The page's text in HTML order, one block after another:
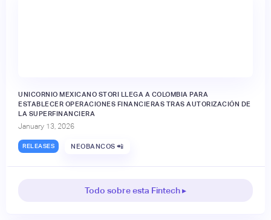
UNICORNIO MEXICANO STORI LLEGA A COLOMBIA PARA
ESTABLECER OPERACIONES FINANCIERAS TRAS AUTORIZACIÓN DE
LA SUPERFINANCIERA
January 13, 2026
RELEASES NEOBANCOS 📲
Todo sobre esta Fintech ▸